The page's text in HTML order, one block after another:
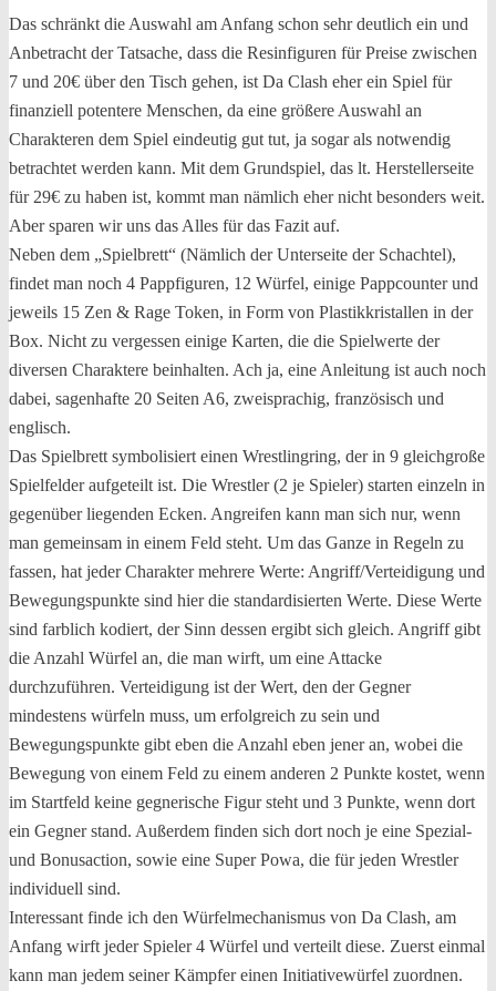
Das schränkt die Auswahl am Anfang schon sehr deutlich ein und
Anbetracht der Tatsache, dass die Resinfiguren für Preise zwischen
7 und 20€ über den Tisch gehen, ist Da Clash eher ein Spiel für
finanziell potentere Menschen, da eine größere Auswahl an
Charakteren dem Spiel eindeutig gut tut, ja sogar als notwendig
betrachtet werden kann. Mit dem Grundspiel, das lt. Herstellerseite
für 29€ zu haben ist, kommt man nämlich eher nicht besonders weit.
Aber sparen wir uns das Alles für das Fazit auf.
Neben dem „Spielbrett“ (Nämlich der Unterseite der Schachtel),
findet man noch 4 Pappfiguren, 12 Würfel, einige Pappcounter und
jeweils 15 Zen & Rage Token, in Form von Plastikkristallen in der
Box. Nicht zu vergessen einige Karten, die die Spielwerte der
diversen Charaktere beinhalten. Ach ja, eine Anleitung ist auch noch
dabei, sagenhafte 20 Seiten A6, zweisprachig, französisch und
englisch.
Das Spielbrett symbolisiert einen Wrestlingring, der in 9 gleichgroße
Spielfelder aufgeteilt ist. Die Wrestler (2 je Spieler) starten einzeln in
gegenüber liegenden Ecken. Angreifen kann man sich nur, wenn
man gemeinsam in einem Feld steht. Um das Ganze in Regeln zu
fassen, hat jeder Charakter mehrere Werte: Angriff/Verteidigung und
Bewegungspunkte sind hier die standardisierten Werte. Diese Werte
sind farblich kodiert, der Sinn dessen ergibt sich gleich. Angriff gibt
die Anzahl Würfel an, die man wirft, um eine Attacke
durchzuführen. Verteidigung ist der Wert, den der Gegner
mindestens würfeln muss, um erfolgreich zu sein und
Bewegungspunkte gibt eben die Anzahl eben jener an, wobei die
Bewegung von einem Feld zu einem anderen 2 Punkte kostet, wenn
im Startfeld keine gegnerische Figur steht und 3 Punkte, wenn dort
ein Gegner stand. Außerdem finden sich dort noch je eine Spezial-
und Bonusaction, sowie eine Super Powa, die für jeden Wrestler
individuell sind.
Interessant finde ich den Würfelmechanismus von Da Clash, am
Anfang wirft jeder Spieler 4 Würfel und verteilt diese. Zuerst einmal
kann man jedem seiner Kämpfer einen Initiativewürfel zuordnen.